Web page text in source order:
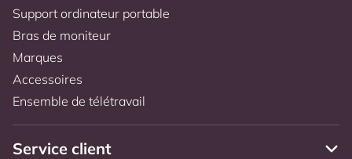
Support ordinateur portable
Bras de moniteur
Marques
Accessoires
Ensemble de télétravail
Service client